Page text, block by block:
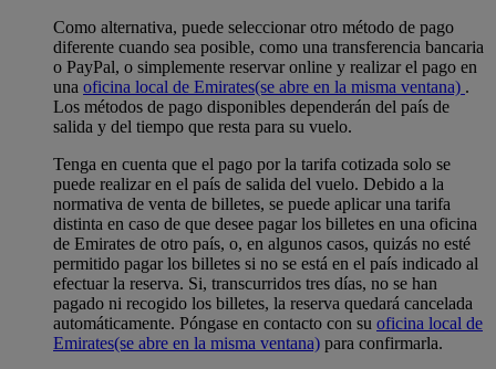
Como alternativa, puede seleccionar otro método de pago
diferente cuando sea posible, como una transferencia bancaria
o PayPal, o simplemente reservar online y realizar el pago en
una oficina local de Emirates(se abre en la misma ventana) .
Los métodos de pago disponibles dependerán del país de
salida y del tiempo que resta para su vuelo.
Tenga en cuenta que el pago por la tarifa cotizada solo se
puede realizar en el país de salida del vuelo. Debido a la
normativa de venta de billetes, se puede aplicar una tarifa
distinta en caso de que desee pagar los billetes en una oficina
de Emirates de otro país, o, en algunos casos, quizás no esté
permitido pagar los billetes si no se está en el país indicado al
efectuar la reserva. Si, transcurridos tres días, no se han
pagado ni recogido los billetes, la reserva quedará cancelada
automáticamente. Póngase en contacto con su oficina local de
Emirates(se abre en la misma ventana) para confirmarla.